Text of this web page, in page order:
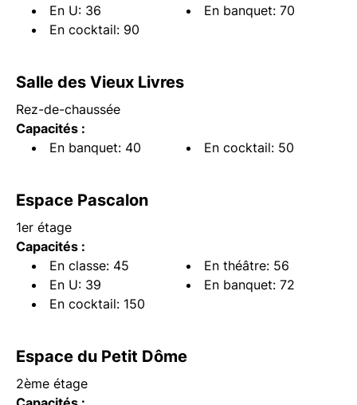
En U: 36
En banquet: 70
En cocktail: 90
Salle des Vieux Livres
Rez-de-chaussée
Capacités :
En banquet: 40
En cocktail: 50
Espace Pascalon
1er étage
Capacités :
En classe: 45
En théâtre: 56
En U: 39
En banquet: 72
En cocktail: 150
Espace du Petit Dôme
2ème étage